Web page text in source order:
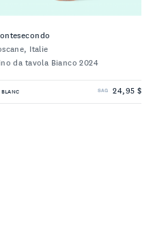
Italie
da tavola Bianco 2024
BLANC SAQ 24,95 $